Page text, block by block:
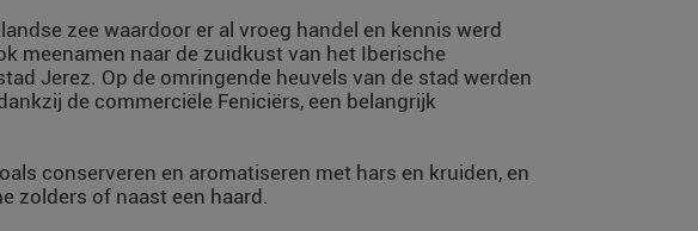
zee waardoor er al vroeg handel en kennis werd
meenamen naar de zuidkust van het Iberische
Jerez. Op de omringende heuvels van de stad werden
de commerciële Feniciërs, een belangrijk
conserveren en aromatiseren met hars en kruiden, en
zolders of naast een haard.